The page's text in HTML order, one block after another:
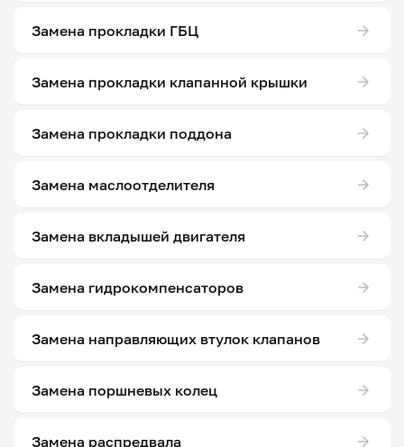
Замена прокладки ГБЦ
Замена прокладки клапанной крышки
Замена прокладки поддона
Замена маслоотделителя
Замена вкладышей двигателя
Замена гидрокомпенсаторов
Замена направляющих втулок клапанов
Замена поршневых колец
Замена распредвала